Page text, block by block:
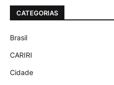
CATEGORIAS
Brasil
CARIRI
Cidade